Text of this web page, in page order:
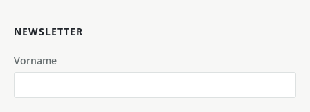
NEWSLETTER
Vorname